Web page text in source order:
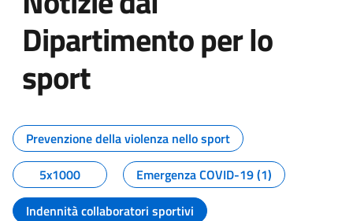
Dipartimento per lo
sport
Tutti i contenuti della pagina
Prevenzione della violenza nello sport
5x1000
Emergenza COVID-19 (1)
Indennità collaboratori sportivi